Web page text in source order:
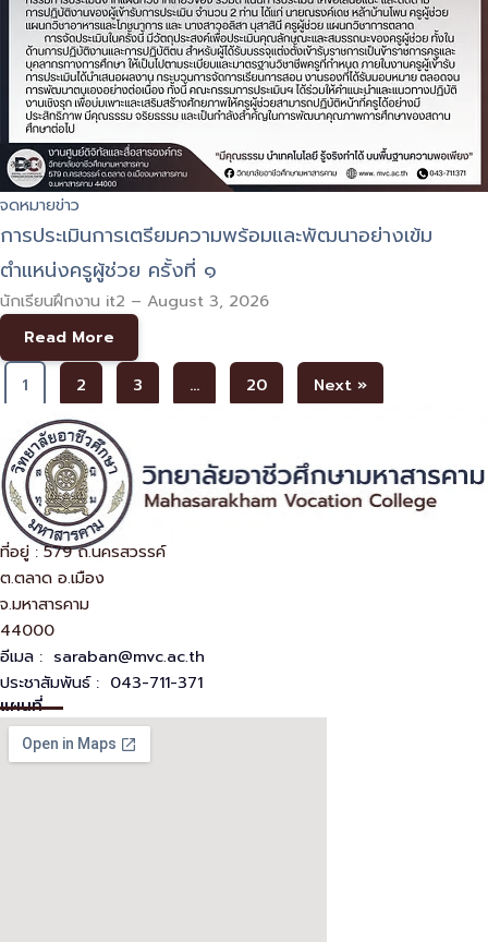
จดหมายข่าว
การประเมินการเตรียมความพร้อมและพัฒนาอย่างเข้ม
ตำแหน่งครูผู้ช่วย ครั้งที่ ๑
นักเรียนฝึกงาน it2 – August 3, 2026
Read More
1 2 3 … 20
Next »
ที่อยู่ : 579 ถ.นครสวรรค์
ต.ตลาด อ.เมือง
จ.มหาสารคาม
44000
อีเมล : saraban@mvc.ac.th
ประชาสัมพันธ์ : 043-711-371
แผนที่